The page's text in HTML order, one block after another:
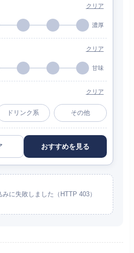
クリア
濃厚
クリア
甘味
クリア
ドリンク系 その他
おすすめを見る
に失敗しました（HTTP 403）